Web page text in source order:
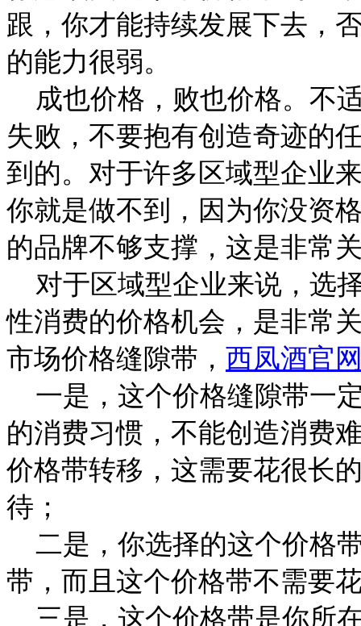
跟，你才能持续发展下去，
的能力很弱。
成也价格，败也价格。不
失败，不要抱有创造奇迹的
到的。对于许多区域型企业
你就是做不到，因为你没资
的品牌不够支撑，这是非常
对于区域型企业来说，选
性消费的价格机会，是非常
市场价格缝隙带， 西凤酒官
一是，这个价格缝隙带一
的消费习惯，不能创造消费
价格带转移，这需要花很长
待；
二是，你选择的这个价格
带，而且这个价格带不需要
三是，这个价格带是你所